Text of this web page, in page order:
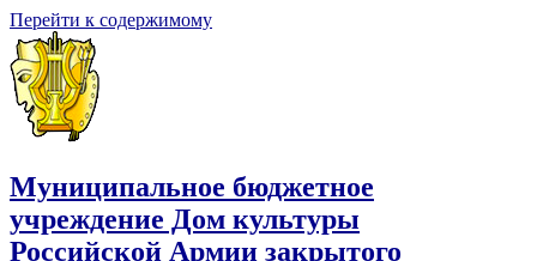
Перейти к содержимому
Муниципальное бюджетное
учреждение Дом культуры
Российской Армии закрытого